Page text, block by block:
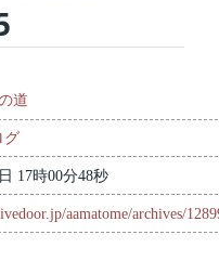
道
グ
17時00分48秒
aamatome/archives/